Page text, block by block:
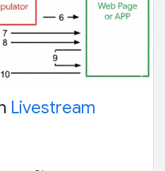
Livestream